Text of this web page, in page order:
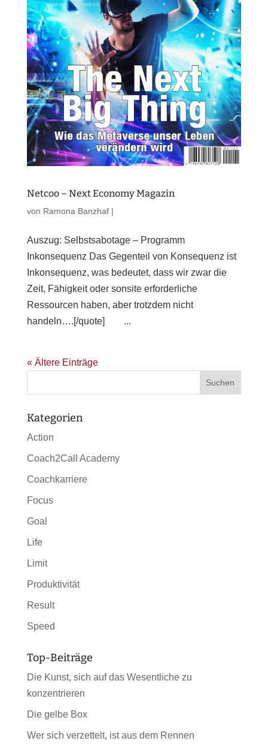
Netcoo – Next Economy Magazin
von Ramona Banzhaf|
Auszug: Selbstsabotage – Programm
Inkonsequenz Das Gegenteil von Konsequenz ist
Inkonsequenz, was bedeutet, dass wir zwar die
Zeit, Fähigkeit oder sonsite erforderliche
Ressourcen haben, aber trotzdem nicht
handeln….[/quote] ...
« Ältere Einträge
Kategorien
Action
Coach2Call Academy
Coachkarriere
Focus
Goal
Life
Limit
Produktivität
Result
Speed
Top-Beiträge
Die Kunst, sich auf das Wesentliche zu
konzentrieren
Die gelbe Box
Wer sich verzettelt, ist aus dem Rennen